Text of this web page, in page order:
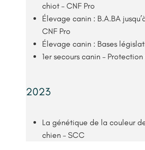
chiot – CNF Pro
Élevage canin : B.A.BA
CNF Pro
Élevage canin : Bases
1er secours canin –
2023
La génétique de la couleur
chien – SCC